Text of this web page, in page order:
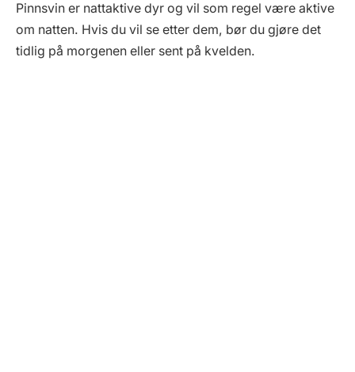
Pinnsvin er nattaktive dyr og vil som regel være aktive
om natten. Hvis du vil se etter dem, bør du gjøre det
tidlig på morgenen eller sent på kvelden.